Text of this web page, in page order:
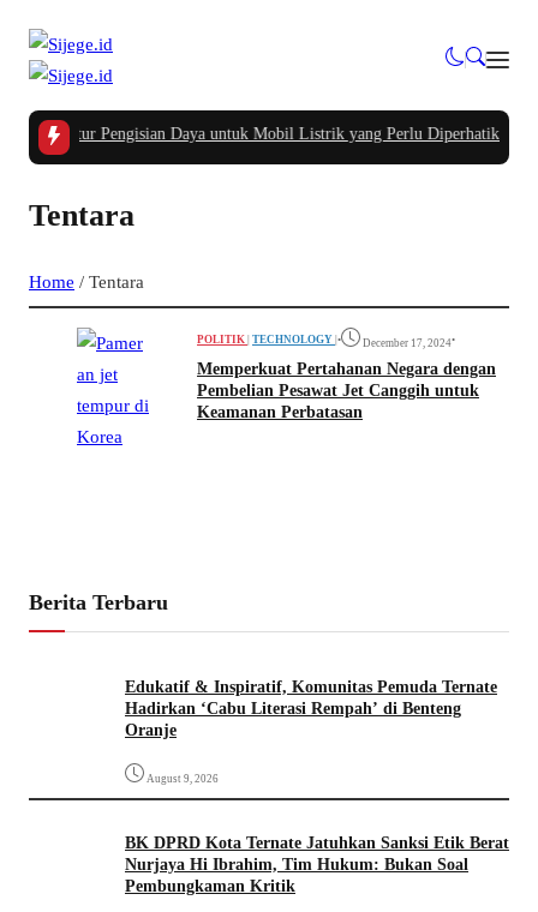
Infrastruktur Pengisian Daya untuk Mobil Listrik yang Perlu Diperhatikan
Tentara
Home / Tentara
POLITIK TECHNOLOGY • December 17, 2024•
Memperkuat Pertahanan Negara dengan
Pembelian Pesawat Jet Canggih untuk
Keamanan Perbatasan
Berita Terbaru
Edukatif & Inspiratif, Komunitas Pemuda Ternate
Hadirkan ‘Cabu Literasi Rempah’ di Benteng
Oranje
August 9, 2026
BK DPRD Kota Ternate Jatuhkan Sanksi Etik Berat
Nurjaya Hi Ibrahim, Tim Hukum: Bukan Soal
Pembungkaman Kritik